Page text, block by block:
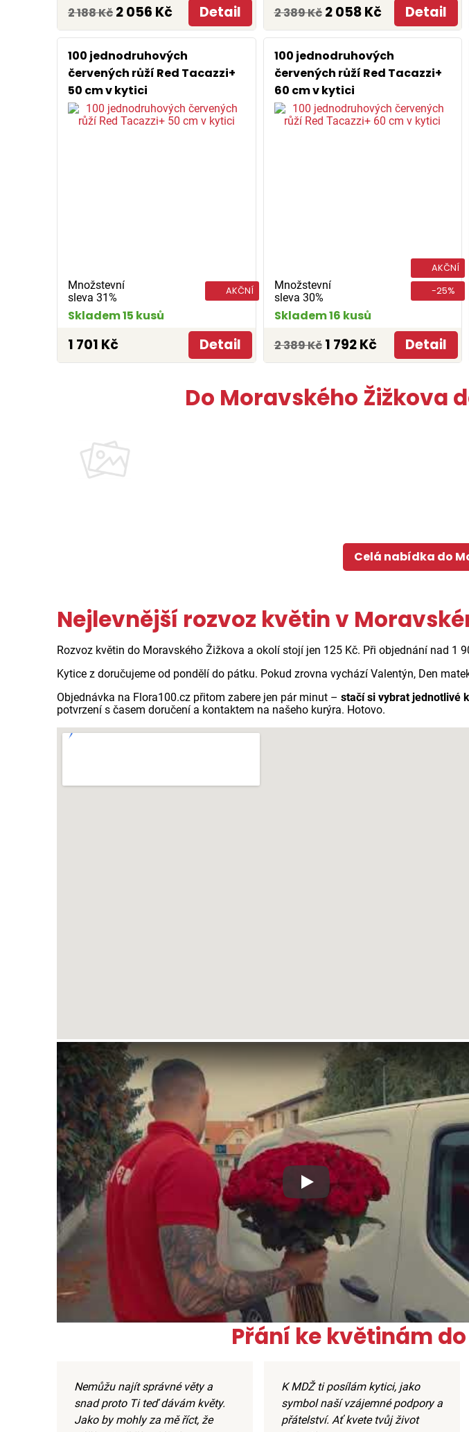
2 188 Kč 2 056 Kč Detail
2 389 Kč 2 058 Kč Detail
100 jednodruhových
červených růží Red Tacazzi+
50 cm v kytici
Množstevní
sleva 31%
AKČNÍ
Skladem 15 kusů
1 701 Kč Detail
100 jednodruhových
červených růží Red Tacazzi+
60 cm v kytici
Množstevní
sleva 30%
AKČNÍ
-25%
Skladem 16 kusů
2 389 Kč 1 792 Kč Detail
Do Moravského Žižkova
Celá nabídka do
Nejlevnější rozvoz květin v
Rozvoz květin do Moravského Žižkova a okolí stojí jen 125 Kč. Při objednání nad 1
Kytice z doručujeme od pondělí do pátku. Pokud zrovna vychází Valentýn, Den
Objednávka na Flora100.cz přitom zabere jen pár minut – stačí si vybrat jednotlivé
potvrzení s časem doručení a kontaktem na našeho kurýra. Hotovo.
Xxx
Přání ke květinám
Nemůžu najít správné věty a
snad proto Ti teď dávám květy.
Jako by mohly za mě říct, že
K MDŽ ti posílám kytici, jako
symbol naší vzájemné podpory a
přátelství. Ať kvete tvůj život